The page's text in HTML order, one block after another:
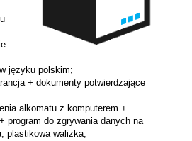
języku polskim;
+ dokumenty potwierdzające
alkomatu z komputerem +
program do zgrywania danych na
plastikowa walizka;